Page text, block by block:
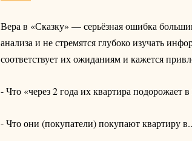
Вера в «Сказку» — серьёзная ошибка
анализа и не стремятся глубоко изучать
соответствует их ожиданиям и кажется
- Что «через 2 года их квартира подорожает
- Что они (покупатели) покупают квартиру в..